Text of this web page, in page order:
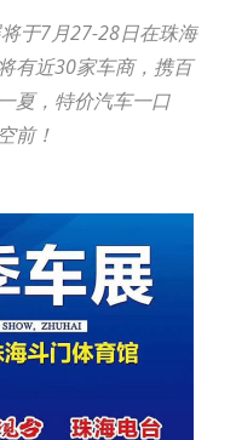
于7月27-28日在珠海
有近30家车商，携百
夏，特价汽车一口
前！